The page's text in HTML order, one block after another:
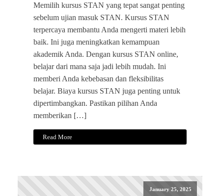
Memilih kursus STAN yang tepat sangat penting
sebelum ujian masuk STAN. Kursus STAN
terpercaya membantu Anda mengerti materi lebih
baik. Ini juga meningkatkan kemampuan
akademik Anda. Dengan kursus STAN online,
belajar dari mana saja jadi lebih mudah. Ini
memberi Anda kebebasan dan fleksibilitas
belajar. Biaya kursus STAN juga penting untuk
dipertimbangkan. Pastikan pilihan Anda
memberikan […]
Read More
January 25, 2025